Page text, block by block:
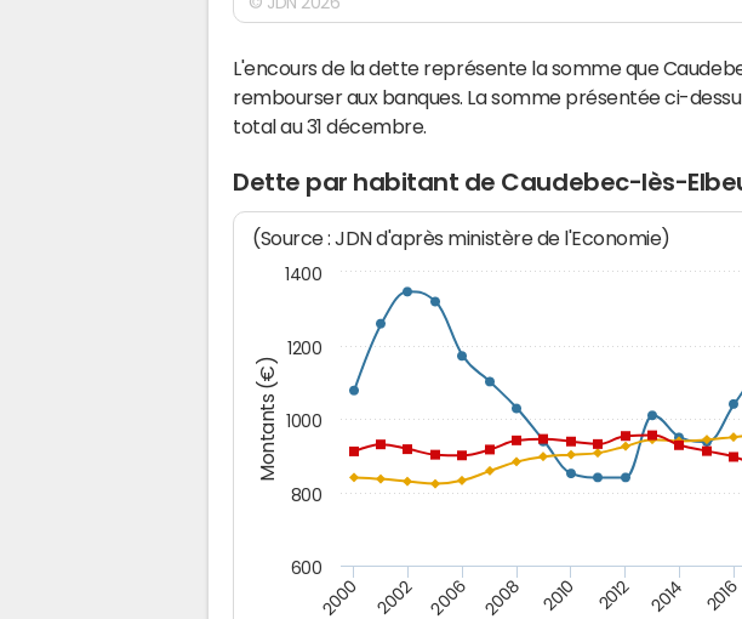
L'encours de la dette représente la somme que
rembourser aux banques. La somme présentée ci-
total au 31 décembre.
Dette par habitant de Caudebec-lès-
Montants (€)
(Source : JDN d'après ministère de l'Economie)
2000 2002 2006 2008 2010 2012 2014 2016
600
800
1000
1200
1400